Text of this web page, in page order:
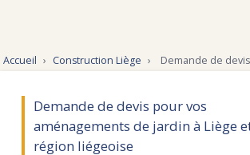
Accueil › Construction Liège › Demande de
Demande de devis pour vos
aménagements de jardin à Liège
région liégeoise